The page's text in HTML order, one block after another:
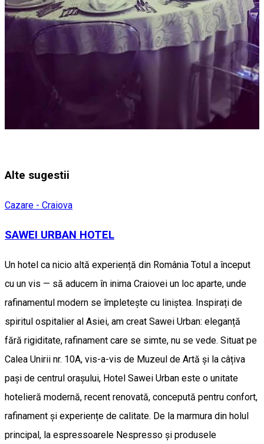
Alte sugestii
Cazare - Craiova
SAWEI URBAN HOTEL
Un hotel ca nicio altă experiență din România Totul a început
cu un vis — să aducem în inima Craiovei un loc aparte, unde
rafinamentul modern se împletește cu liniștea. Inspirați de
spiritul ospitalier al Asiei, am creat Sawei Urban: eleganță
fără rigiditate, rafinament care se simte, nu se vede. Situat pe
Calea Unirii nr. 10A, vis-a-vis de Muzeul de Artă și la câțiva
pași de centrul orașului, Hotel Sawei Urban este o unitate
hotelieră modernă, recent renovată, concepută pentru confort,
rafinament și experiențe de calitate. De la marmura din holul
principal, la espressoarele Nespresso și produsele